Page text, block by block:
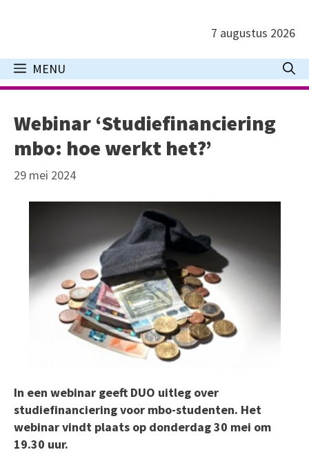
inhoud
7 augustus 2026
MENU
Webinar ‘Studiefinanciering
mbo: hoe werkt het?’
29 mei 2024
In een webinar geeft DUO uitleg over
studiefinanciering voor mbo-studenten. Het
webinar vindt plaats op donderdag 30 mei om
19.30 uur.